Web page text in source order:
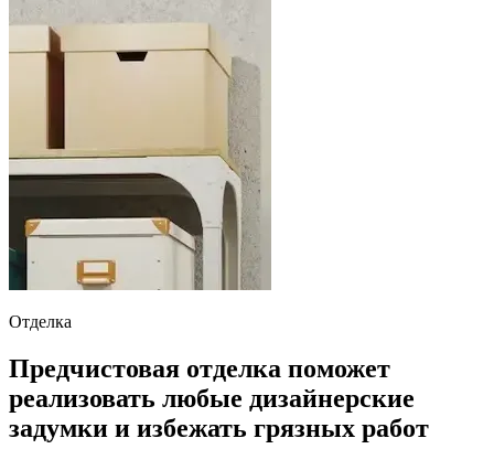
Отделка
Предчистовая отделка поможет
реализовать любые дизайнерские
задумки и избежать грязных работ